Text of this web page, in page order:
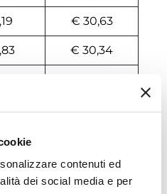
contenuti ed
dei social media e per
€ 30,63
€ 30,34